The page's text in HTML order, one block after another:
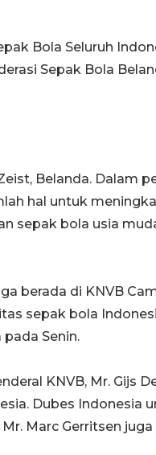
Bola Seluruh
Sepak Bola
Belanda. Dalam
hal untuk
sepak bola usia
berada di KNVB
sepak bola
Senin.
KNVB, Mr. Gijs
Dubes Indonesia
Marc Gerritsen